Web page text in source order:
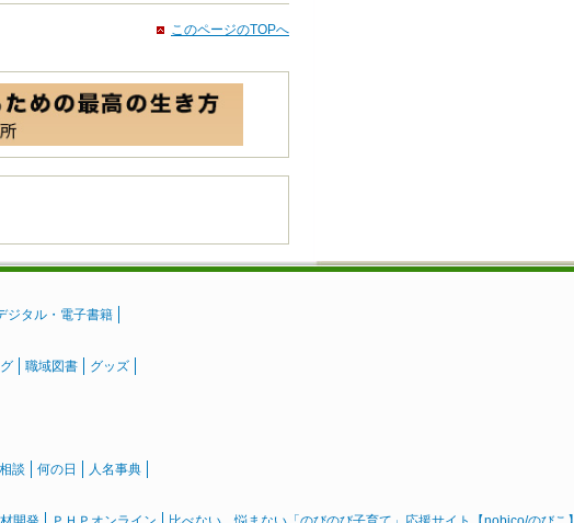
このページのTOPへ
ジタル・電子書籍
職域図書 グッズ
談 何の日 人名事典